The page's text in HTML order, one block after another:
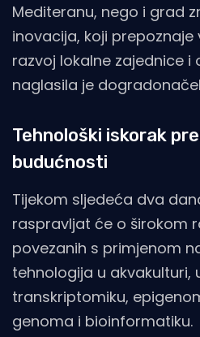
Mediteranu, nego i grad
inovacija, koji
razvoj lokalne zajednice
naglasila je
Tehnološki iskorak
budućnosti
Tijekom sljedeća dva
raspravljat će o širokom
povezanih s primjenom
tehnologija u akvakulturi,
transkriptomiku,
genoma i bioinformatiku.